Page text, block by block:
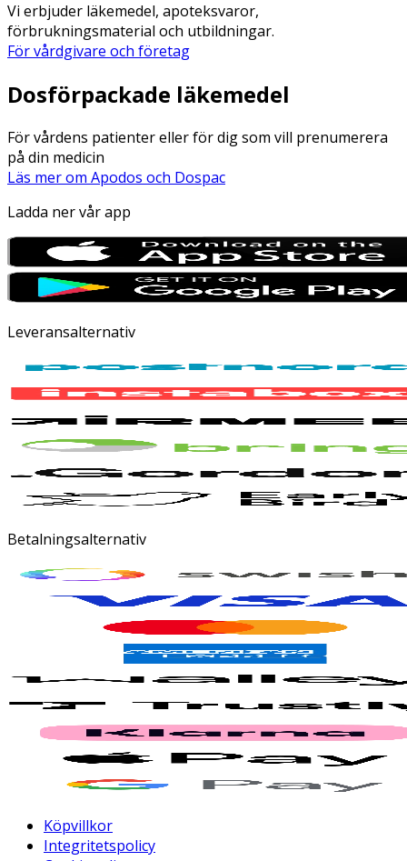
Vi erbjuder läkemedel, apoteksvaror,
förbrukningsmaterial och utbildningar.
För vårdgivare och företag
Dosförpackade läkemedel
För vårdens patienter eller för dig som vill prenumerera
på din medicin
Läs mer om Apodos och Dospac
Ladda ner vår app
Leveransalternativ
Betalningsalternativ
Köpvillkor
Integritetspolicy